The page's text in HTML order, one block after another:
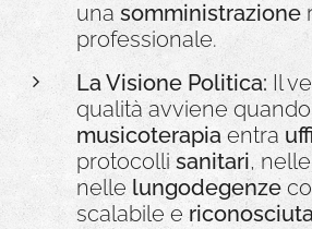
una somministrazione
professionale.
La Visione Politica: Il
qualità avviene
musicoterapia entra
protocolli sanitari,
nelle lungodegenze
scalabile e